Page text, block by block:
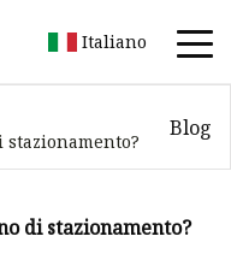
Italiano
Blog
di stazionamento?